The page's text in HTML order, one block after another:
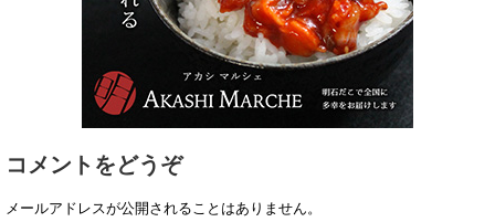
コメントをどうぞ
メールアドレスが公開されることはありません。